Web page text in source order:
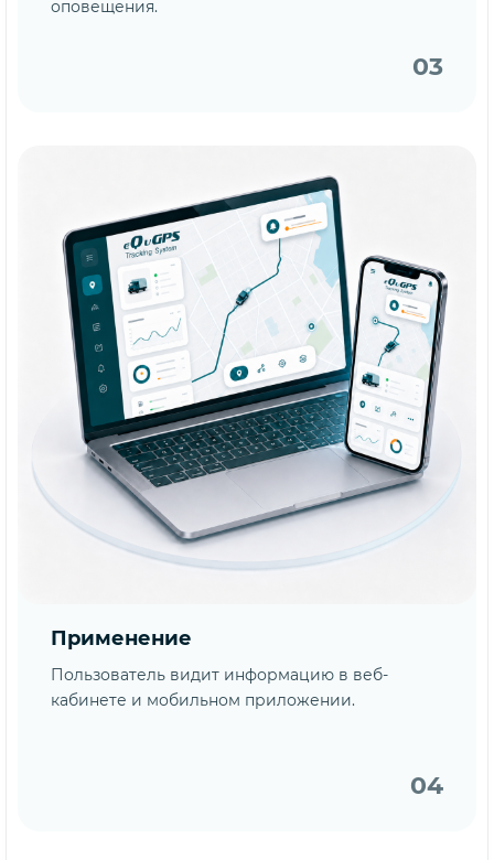
оповещения.
03
Применение
Пользователь видит информацию в веб-
кабинете и мобильном приложении.
04